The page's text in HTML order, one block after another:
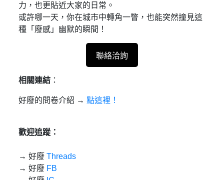
力，也更貼近大家的日常。
或許哪一天，你在城市中轉角一瞥，也能突然撞見這
種「廢感」幽默的瞬間！
聯絡洽詢
相關連結：
好廢的問卷介紹 → 點這裡！
歡迎追蹤：
→ 好廢 Threads
→ 好廢 FB